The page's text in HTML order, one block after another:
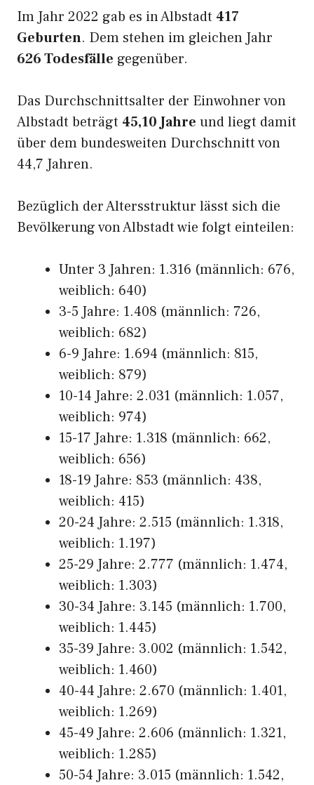
Im Jahr 2022 gab es in Albstadt 417
Geburten. Dem stehen im gleichen Jahr
626 Todesfälle gegenüber.
Das Durchschnittsalter der Einwohner von
Albstadt beträgt 45,10 Jahre und liegt damit
über dem bundesweiten Durchschnitt von
44,7 Jahren.
Bezüglich der Altersstruktur lässt sich die
Bevölkerung von Albstadt wie folgt einteilen:
Unter 3 Jahren: 1.316 (männlich: 676,
weiblich: 640)
3-5 Jahre: 1.408 (männlich: 726,
weiblich: 682)
6-9 Jahre: 1.694 (männlich: 815,
weiblich: 879)
10-14 Jahre: 2.031 (männlich: 1.057,
weiblich: 974)
15-17 Jahre: 1.318 (männlich: 662,
weiblich: 656)
18-19 Jahre: 853 (männlich: 438,
weiblich: 415)
20-24 Jahre: 2.515 (männlich: 1.318,
weiblich: 1.197)
25-29 Jahre: 2.777 (männlich: 1.474,
weiblich: 1.303)
30-34 Jahre: 3.145 (männlich: 1.700,
weiblich: 1.445)
35-39 Jahre: 3.002 (männlich: 1.542,
weiblich: 1.460)
40-44 Jahre: 2.670 (männlich: 1.401,
weiblich: 1.269)
45-49 Jahre: 2.606 (männlich: 1.321,
weiblich: 1.285)
50-54 Jahre: 3.015 (männlich: 1.542,